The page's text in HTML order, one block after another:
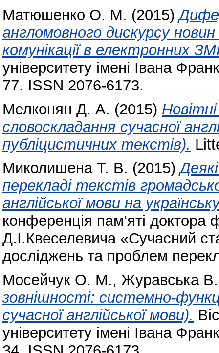
Матюшенко О. М. (2015)
англомовного дискурсу новин
комунікації в електронних
університету імені Івана
77. ISSN 2076-6173.
Мелконян Д. А. (2015)
словоскладання сучасної
публіцистичних текстів).
Миколишена Т. В. (2015)
перекладі текстів
англійської мови на
конференція пам’яті доктора
Д.І.Квеселевича «Сучасний
досліджень та проблем
Мосейчук О. М., Журавська В.
зовнішності: системно-
сучасної англійської мови).
університету імені Івана